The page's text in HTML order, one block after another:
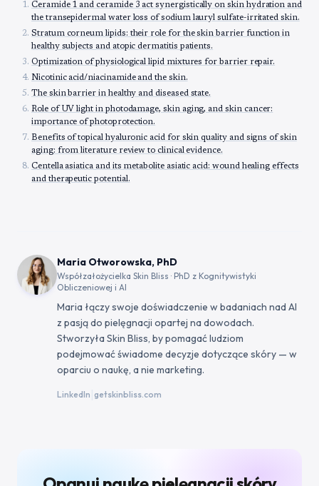
Ceramide 1 and ceramide 3 act synergistically on skin hydration and
the transepidermal water loss of sodium lauryl sulfate-irritated skin.
Stratum corneum lipids: their role for the skin barrier function in
healthy subjects and atopic dermatitis patients.
Optimization of physiological lipid mixtures for barrier repair.
Nicotinic acid/niacinamide and the skin.
The skin barrier in healthy and diseased state.
Role of UV light in photodamage, skin aging, and skin cancer:
importance of photoprotection.
Benefits of topical hyaluronic acid for skin quality and signs of skin
aging: from literature review to clinical evidence.
Centella asiatica and its metabolite asiatic acid: wound healing effects
and therapeutic potential.
Maria Otworowska, PhD
Współzałożycielka Skin Bliss · PhD z Kognitywistyki
Obliczeniowej i AI
Maria łączy swoje doświadczenie w badaniach nad AI
z pasją do pielęgnacji opartej na dowodach.
Stworzyła Skin Bliss, by pomagać ludziom
podejmować świadome decyzje dotyczące skóry — w
oparciu o naukę, a nie marketing.
LinkedIn getskinbliss.com